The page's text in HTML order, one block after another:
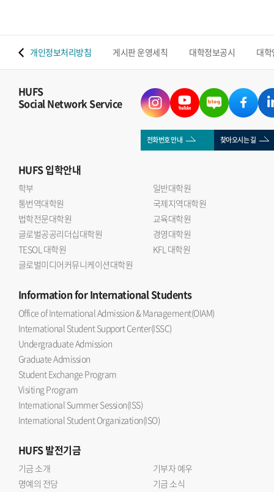
개인정보처리방침 게시판 운영세칙 대학정보공시 대
HUFS
Social Network Service
전화번호 안내 찾아오시는 길
HUFS입학안내
학부
일반대학원
통번역대학원
국제지역대학원
법학전문대학원
교육대학원
글로벌공공리더십대학원
경영대학원
TESOL 대학원
KFL 대학원
글로벌미디어커뮤니케이션대학원
Informationfor International Students
Office of International Admission & Management(OIAM)
International Student Support Center(ISSC)
Undergraduate Admission
Graduate Admission
Student Exchange Program
Visiting Program
International Summer Session(ISS)
International Student Organization(ISO)
HUFS발전기금
기금 소개
기부자 예우
명예의 전당
기금 소식